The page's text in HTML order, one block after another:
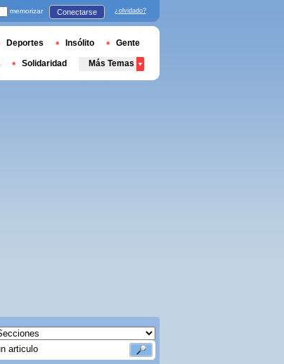
memorizar Conectarse ¿olvidado?
Deportes Insólito Gente
Solidaridad Más Temas